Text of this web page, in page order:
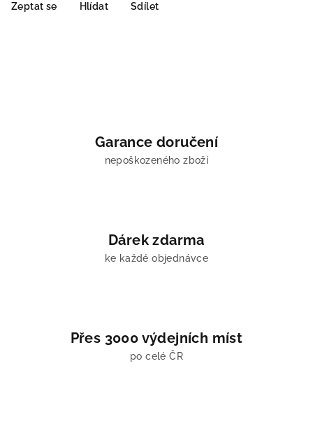
Zeptat se Hlídat Sdílet
Garance doručení
nepoškozeného zboží
Dárek zdarma
ke každé objednávce
Přes 3000 výdejních míst
po celé ČR